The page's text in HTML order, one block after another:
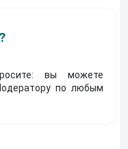
вы можете
по любым